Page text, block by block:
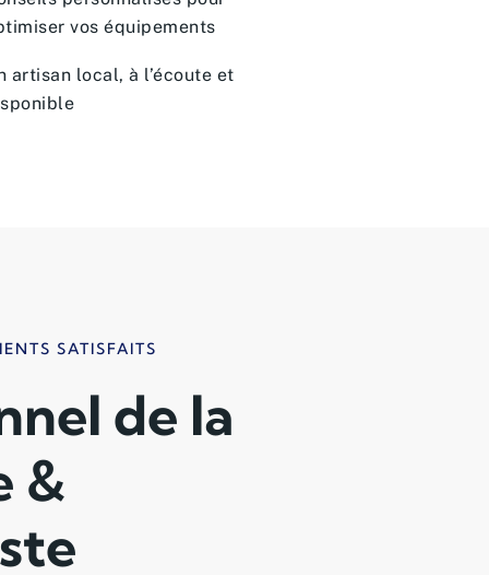
vos équipements
artisan local, à l’écoute et
SATISFAITS
de la
&